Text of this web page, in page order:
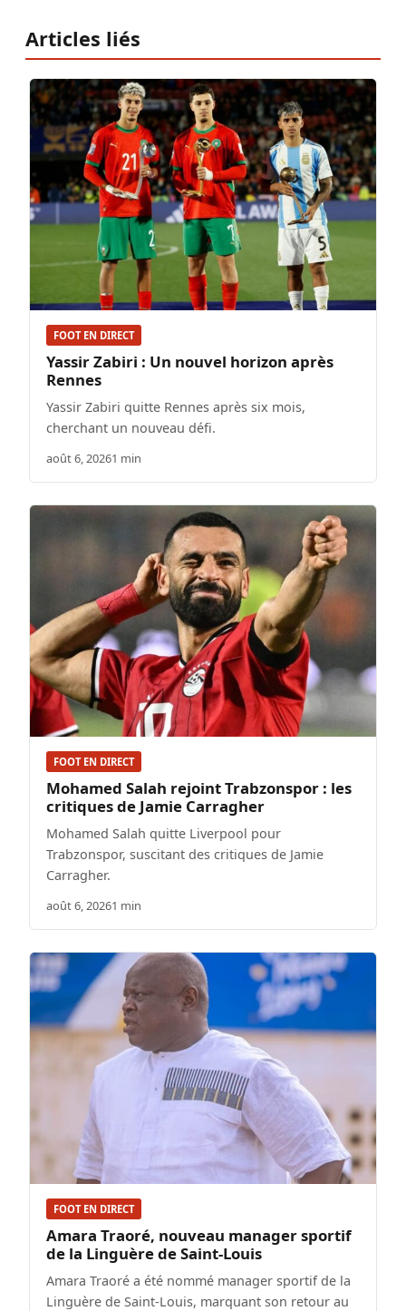
Articles liés
FOOT EN DIRECT
Yassir Zabiri : Un nouvel horizon après
Rennes
Yassir Zabiri quitte Rennes après six mois,
cherchant un nouveau défi.
août 6, 20261 min
FOOT EN DIRECT
Mohamed Salah rejoint Trabzonspor : les
critiques de Jamie Carragher
Mohamed Salah quitte Liverpool pour
Trabzonspor, suscitant des critiques de Jamie
Carragher.
août 6, 20261 min
FOOT EN DIRECT
Amara Traoré, nouveau manager sportif
de la Linguère de Saint-Louis
Amara Traoré a été nommé manager sportif de la
Linguère de Saint-Louis, marquant son retour au